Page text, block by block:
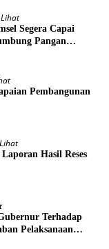
Segera Capai
Pangan
Pembangunan
Hasil Reses
Terhadap
Pelaksanaan